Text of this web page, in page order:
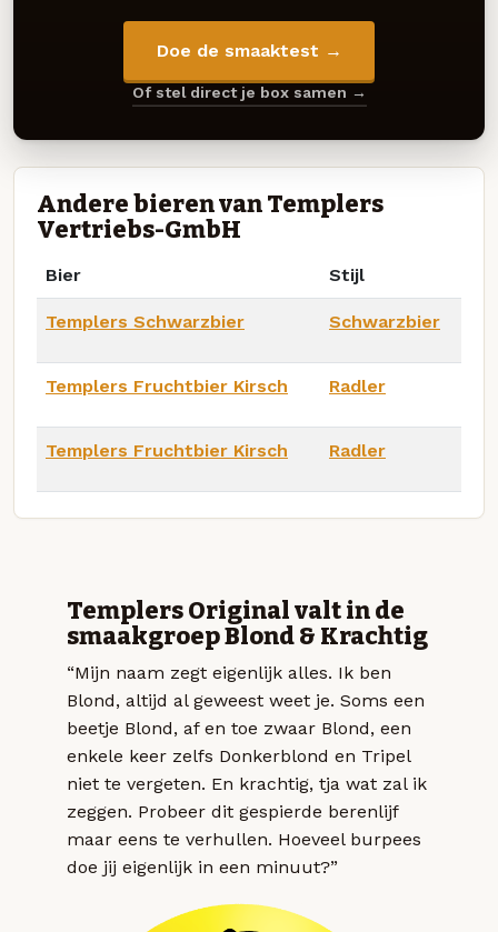
Doe de smaaktest →
Of stel direct je box samen →
Andere bieren van Templers
Vertriebs-GmbH
Bier Stijl
Templers Schwarzbier Schwarzbier
Templers Fruchtbier Kirsch Radler
Templers Fruchtbier Kirsch Radler
Templers Original valt in de
smaakgroep Blond & Krachtig
“Mijn naam zegt eigenlijk alles. Ik ben
Blond, altijd al geweest weet je. Soms een
beetje Blond, af en toe zwaar Blond, een
enkele keer zelfs Donkerblond en Tripel
niet te vergeten. En krachtig, tja wat zal ik
zeggen. Probeer dit gespierde berenlijf
maar eens te verhullen. Hoeveel burpees
doe jij eigenlijk in een minuut?”